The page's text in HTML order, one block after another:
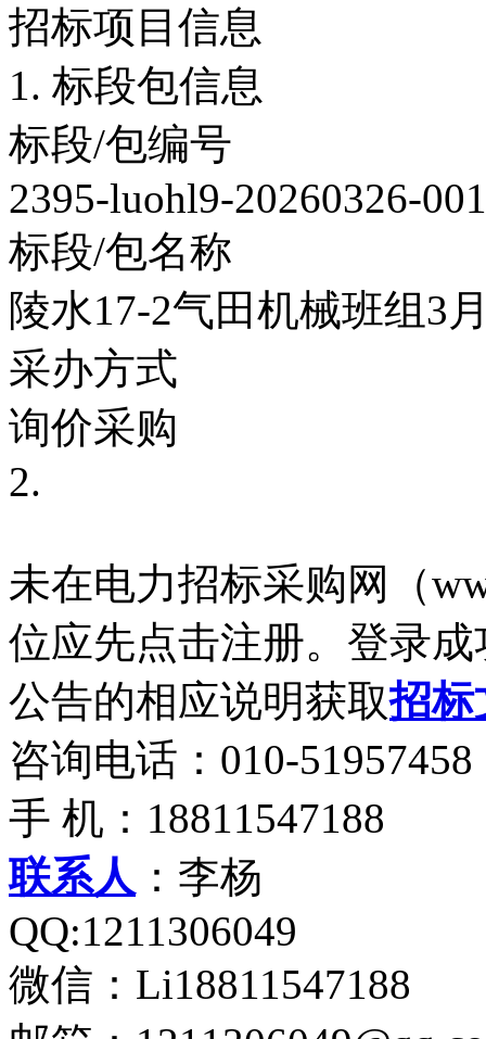
招标项目信息
1. 标段包信息
标段/包编号
2395-luohl9-20260326-
标段/包名称
陵水17-2气田机械班组3
采办方式
询价采购
2.
未在电力招标采购网（
位应先点击注册。登录
公告的相应说明获取招标
咨询电话：010-51957458
手 机：18811547188
联系人 ：李杨
QQ:1211306049
微信：Li18811547188